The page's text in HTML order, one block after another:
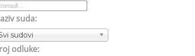
suda:
sudovi
odluke: